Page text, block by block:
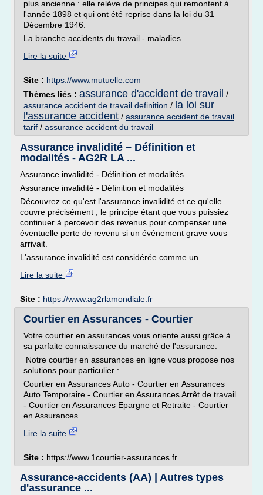
plus ancienne : elle relève de principes qui remontent à
l'année 1898 et qui ont été reprise dans la loi du 31
Décembre 1946.
La branche accidents du travail - maladies...
Lire la suite
Site : https://www.mutuelle.com
Thèmes liés : assurance d'accident de travail /
assurance accident de travail definition / la loi sur
l'assurance accident / assurance accident de travail
tarif / assurance accident du travail
Assurance invalidité – Définition et
modalités - AG2R LA ...
Assurance invalidité - Définition et modalités
Assurance invalidité - Définition et modalités
Découvrez ce qu'est l'assurance invalidité et ce qu'elle
couvre précisément ; le principe étant que vous puissiez
continuer à percevoir des revenus pour compenser une
éventuelle perte de revenu si un événement grave vous
arrivait.
L'assurance invalidité est considérée comme un...
Lire la suite
Site : https://www.ag2rlamondiale.fr
Courtier en Assurances - Courtier
Votre courtier en assurances vous oriente aussi grâce à
sa parfaite connaissance du marché de l'assurance.
Notre courtier en assurances en ligne vous propose nos
solutions pour particulier :
Courtier en Assurances Auto - Courtier en Assurances
Auto Temporaire - Courtier en Assurances Arrêt de travail
- Courtier en Assurances Epargne et Retraite - Courtier
en Assurances...
Lire la suite
Site : https://www.1courtier-assurances.fr
Assurance-accidents (AA) | Autres types
d'assurance ...